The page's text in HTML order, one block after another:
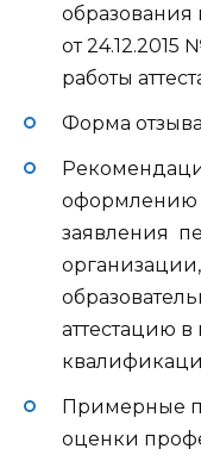
образования
от
работы
Форма
оформлению
заявления
аттестацию в
Примерные
оценки